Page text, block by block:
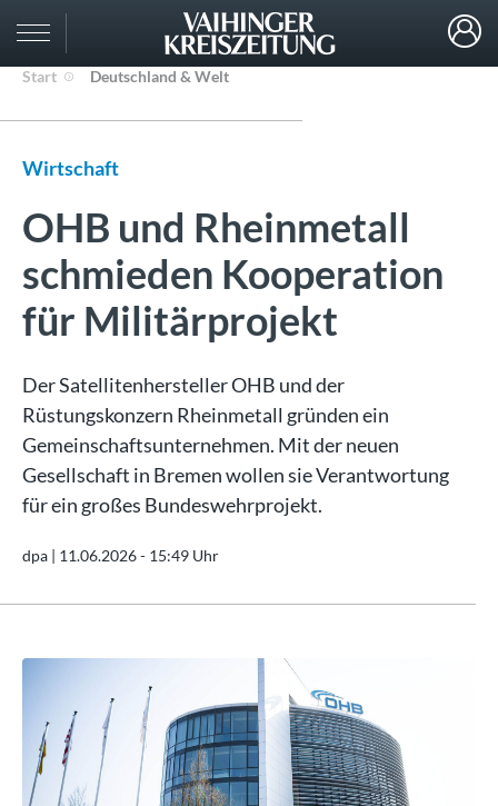
Start Deutschland & Welt
Wirtschaft
OHB und Rheinmetall
schmieden Kooperation
für Militärprojekt
Der Satellitenhersteller OHB und der
Rüstungskonzern Rheinmetall gründen ein
Gemeinschaftsunternehmen. Mit der neuen
Gesellschaft in Bremen wollen sie Verantwortung
für ein großes Bundeswehrprojekt.
dpa | 11.06.2026 - 15:49 Uhr